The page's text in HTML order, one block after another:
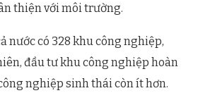
thiện với môi trường.
nước có 328 khu công nghiệp,
đầu tư khu công nghiệp hoàn
nghiệp sinh thái còn ít hơn.